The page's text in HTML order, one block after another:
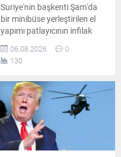
Suriye'nin başkenti Şam'da
bir minibüse yerleştirilen el
yapımı patlayıcının infilak
yaralıların olduğu bildirildi.
Saldırının Ceramana
açıklandı.
06.08.2026
0
130